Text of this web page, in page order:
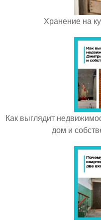
Хранение на
Как выглядит
дом и